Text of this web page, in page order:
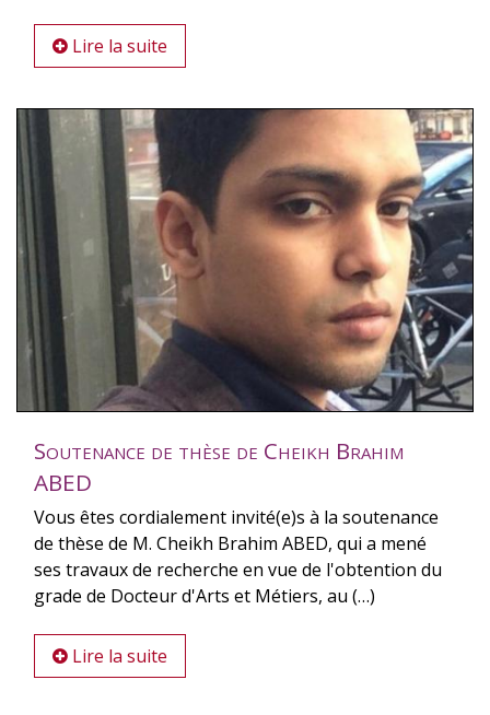
Lire la suite
Soutenance de thèse de Cheikh Brahim
ABED
Vous êtes cordialement invité(e)s à la soutenance
de thèse de M. Cheikh Brahim ABED, qui a mené
ses travaux de recherche en vue de l'obtention du
grade de Docteur d'Arts et Métiers, au (…)
Lire la suite